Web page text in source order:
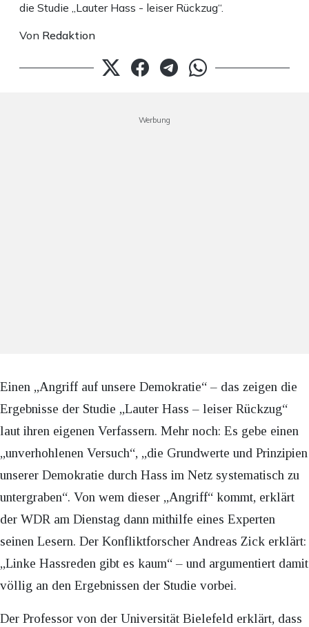
die Studie „Lauter Hass - leiser Rückzug“.
Von Redaktion
Werbung
Einen „Angriff auf unsere Demokratie“ – das zeigen die
Ergebnisse der Studie „Lauter Hass – leiser Rückzug“
laut ihren eigenen Verfassern. Mehr noch: Es gebe einen
„unverhohlenen Versuch“, „die Grundwerte und Prinzipien
unserer Demokratie durch Hass im Netz systematisch zu
untergraben“. Von wem dieser „Angriff“ kommt, erklärt
der WDR am Dienstag dann mithilfe eines Experten
seinen Lesern. Der Konfliktforscher Andreas Zick erklärt:
„Linke Hassreden gibt es kaum“ – und argumentiert damit
völlig an den Ergebnissen der Studie vorbei.
Der Professor von der Universität Bielefeld erklärt, dass